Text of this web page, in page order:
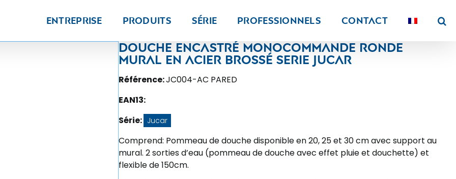
Entreprise Produits Série PROFESSIONNELS Contact
Douche encastré monocommande ronde
mural en acier brossé serie Jucar
Référence:JC004-AC PARED
EAN13:
Série: Jucar
Comprend: Pommeau de douche disponible en 20, 25 et 30 cm avec support au
mural. 2 sorties d’eau (pommeau de douche avec effet pluie et douchette) et
flexible de 150cm.